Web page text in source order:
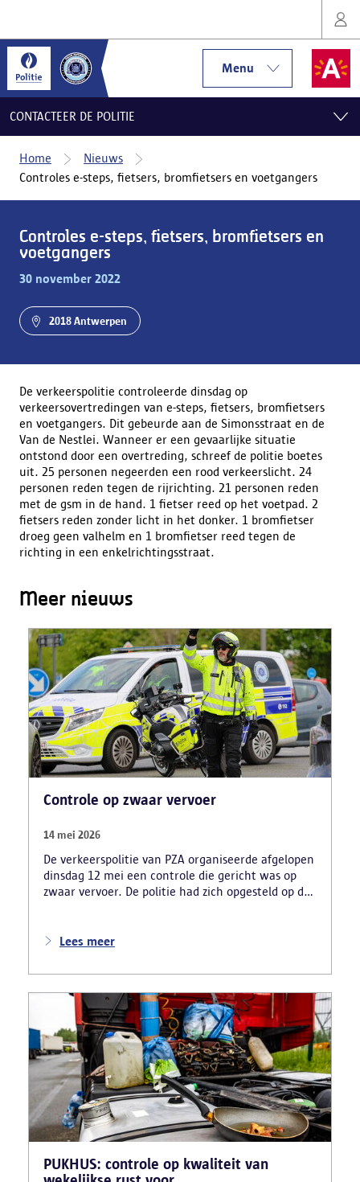
Menu
CONTACTEER DE POLITIE
Home
Nieuws
Controles e-steps, fietsers, bromfietsers en voetgangers
Controles e-steps, fietsers, bromfietsers en
voetgangers
30 november 2022
2018 Antwerpen
De verkeerspolitie controleerde dinsdag op
verkeersovertredingen van e-steps, fietsers, bromfietsers
en voetgangers. Dit gebeurde aan de Simonsstraat en de
Van de Nestlei. Wanneer er een gevaarlijke situatie
ontstond door een overtreding, schreef de politie boetes
uit. 25 personen negeerden een rood verkeerslicht. 24
personen reden tegen de rijrichting. 21 personen reden
met de gsm in de hand. 1 fietser reed op het voetpad. 2
fietsers reden zonder licht in het donker. 1 bromfietser
droeg geen valhelm en 1 bromfietser reed tegen de
richting in een enkelrichtingsstraat.
Meer nieuws
Controle op zwaar vervoer
14 mei 2026
De verkeerspolitie van PZA organiseerde afgelopen
dinsdag 12 mei een controle die gericht was op
zwaar vervoer. De politie had zich opgesteld op de
inspectiediensten en partners. Denk daarbij aan
FAVV.
Lees meer
PUKHUS: controle op kwaliteit van